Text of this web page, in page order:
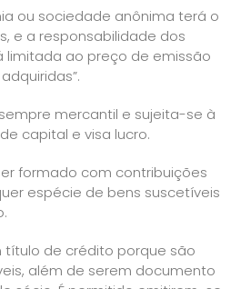
ou sociedade anônima terá o
e a responsabilidade dos
limitada ao preço de emissão
mercantil e sujeita-se à
capital e visa lucro.
formado com contribuições
espécie de bens suscetíveis
de crédito porque são
além de serem documento